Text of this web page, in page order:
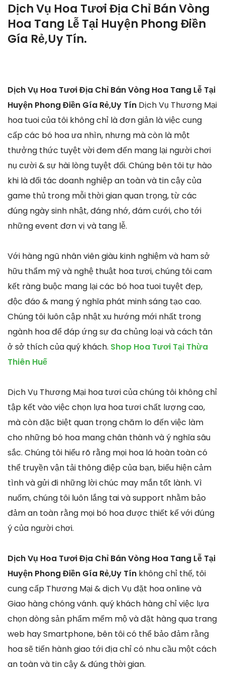
Dịch Vụ Hoa Tươi Địa Chỉ Bán Vòng
Hoa Tang Lễ Tại Huyện Phong Điền
Gía Rẻ,Uy Tín.
Dịch Vụ Hoa Tươi Địa Chỉ Bán Vòng Hoa Tang Lễ Tại
Huyện Phong Điền Gía Rẻ,Uy Tín Dịch Vụ Thương Mại
hoa tuoi của tôi không chỉ là đơn giản là việc cung
cấp các bó hoa ưa nhìn, nhưng mà còn là một
thưởng thức tuyệt vời đem đến mang lại người chơi
nụ cười & sự hài lòng tuyệt đối. Chúng bên tôi tự hào
khi là đối tác doanh nghiệp an toàn và tin cậy của
game thủ trong mỗi thời gian quan trọng, từ các
đúng ngày sinh nhật, đáng nhớ, đám cưới, cho tới
những event đơn vị và tang lễ.
Với hàng ngũ nhân viên giàu kinh nghiệm và ham sở
hữu thẩm mỹ và nghệ thuật hoa tươi, chúng tôi cam
kết ràng buộc mang lại các bó hoa tuoi tuyệt đẹp,
độc đáo & mang ý nghĩa phát minh sáng tạo cao.
Chúng tôi luôn cập nhật xu hướng mới nhất trong
ngành hoa để đáp ứng sự đa chủng loại và cách tân
ở sở thích của quý khách. Shop Hoa Tươi Tại Thừa
Thiên Huế
Dịch Vụ Thương Mại hoa tươi của chúng tôi không chỉ
tập kết vào việc chọn lựa hoa tươi chất lượng cao,
mà còn đặc biệt quan trọng chăm lo đến việc làm
cho những bó hoa mang chân thành và ý nghĩa sâu
sắc. Chúng tôi hiểu rõ rằng mọi hoa lá hoàn toàn có
thể truyền vận tải thông điệp của bạn, biểu hiện cảm
tình và gửi đi những lời chúc may mắn tốt lành. Vì
nuốm, chúng tôi luôn lắng tai và support nhằm bảo
đảm an toàn rằng mọi bó hoa được thiết kế với đúng
ý của người chơi.
Dịch Vụ Hoa Tươi Địa Chỉ Bán Vòng Hoa Tang Lễ Tại
Huyện Phong Điền Gía Rẻ,Uy Tín không chỉ thế, tôi
cung cấp Thương Mại & dịch Vụ đặt hoa online và
Giao hàng chóng vánh. quý khách hàng chỉ việc lựa
chọn dòng sản phẩm mếm mộ và đặt hàng qua trang
web hay Smartphone, bên tôi có thể bảo đảm rằng
hoa sẽ tiến hành giao tới địa chỉ có nhu cầu một cách
an toàn và tin cậy & đúng thời gian.